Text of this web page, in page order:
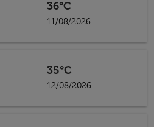
36°C
11/08/2026
35°C
12/08/2026